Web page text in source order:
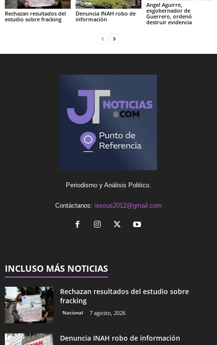
Rechazan resultados del
estudio sobre fracking
Denuncia INAH robo de
información
Angel Aguirre,
exgobernador de
Guerrero, ordenó
destruir evidencia
Periodismo y Análisis Politico.
Contáctanos: iesous2012@gmail.com
INCLUSO MÁS NOTICIAS
Rechazan resultados del estudio sobre
fracking
Nacional 7 agosto, 2026
Denuncia INAH robo de información